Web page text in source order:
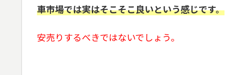
車市場では実はそこそこ良いという感じです。
安売りするべきではないでしょう。